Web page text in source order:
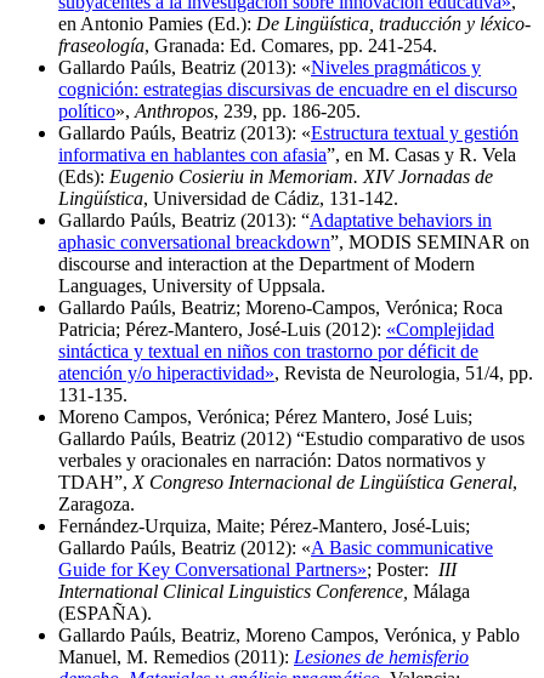
en Antonio Pamies (Ed.): De Lingüística, traducción y léxico-
fraseología, Granada: Ed. Comares, pp. 241-254.
Gallardo Paúls, Beatriz (2013): «Niveles pragmáticos y
cognición: estrategias discursivas de encuadre en el discurso
político», Anthropos, 239, pp. 186-205.
Gallardo Paúls, Beatriz (2013): «Estructura textual y gestión
informativa en hablantes con afasia”, en M. Casas y R. Vela
(Eds): Eugenio Cosieriu in Memoriam. XIV Jornadas de
Lingüística, Universidad de Cádiz, 131-142.
Gallardo Paúls, Beatriz (2013): “Adaptative behaviors in
aphasic conversational breackdown”, MODIS SEMINAR on
discourse and interaction at the Department of Modern
Languages, University of Uppsala.
Gallardo Paúls, Beatriz; Moreno-Campos, Verónica; Roca
Patricia; Pérez-Mantero, José-Luis (2012): «Complejidad
sintáctica y textual en niños con trastorno por déficit de
atención y/o hiperactividad», Revista de Neurologia, 51/4, pp.
131-135.
Moreno Campos, Verónica; Pérez Mantero, José Luis;
Gallardo Paúls, Beatriz (2012) “Estudio comparativo de usos
verbales y oracionales en narración: Datos normativos y
TDAH”, X Congreso Internacional de Lingüística General,
Zaragoza.
Fernández-Urquiza, Maite; Pérez-Mantero, José-Luis;
Gallardo Paúls, Beatriz (2012): «A Basic communicative
Guide for Key Conversational Partners»; Poster: III
International Clinical Linguistics Conference, Málaga
(ESPAÑA).
Gallardo Paúls, Beatriz, Moreno Campos, Verónica, y Pablo
Manuel, M. Remedios (2011): Lesiones de hemisferio